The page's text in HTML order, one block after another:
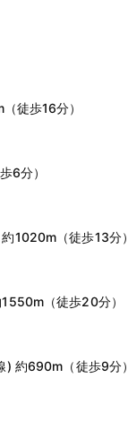
徒歩16分）
6分）
1020m（徒歩13分）
（徒歩20分）
) 約690m（徒歩9分）